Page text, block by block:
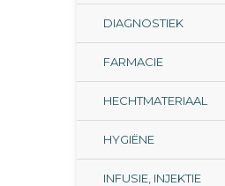
DIAGNOSTIEK
FARMACIE
HECHTMATERIAAL
HYGIËNE
INFUSIE, INJEKTIE